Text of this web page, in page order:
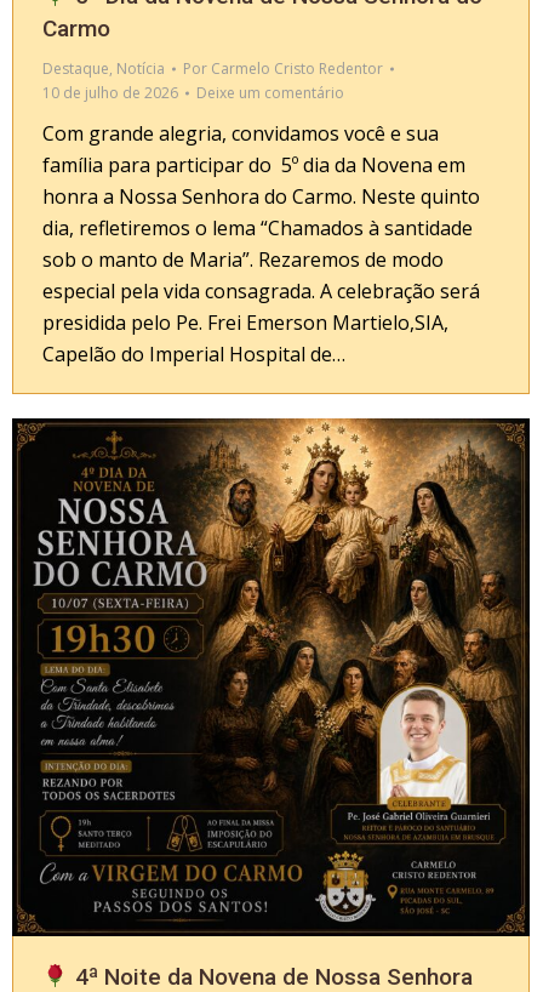
Carmo
Destaque, Notícia Por Carmelo Cristo Redentor
10 de julho de 2026
Deixe um comentário
Com grande alegria, convidamos você e sua
família para participar do 5º dia da Novena em
honra a Nossa Senhora do Carmo. Neste quinto
dia, refletiremos o lema “Chamados à santidade
sob o manto de Maria”. Rezaremos de modo
especial pela vida consagrada. A celebração será
presidida pelo Pe. Frei Emerson Martielo,SIA,
Capelão do Imperial Hospital de…
4ª Noite da Novena de Nossa Senhora